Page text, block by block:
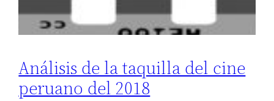
Análisis de la taquilla del cine
peruano del 2018